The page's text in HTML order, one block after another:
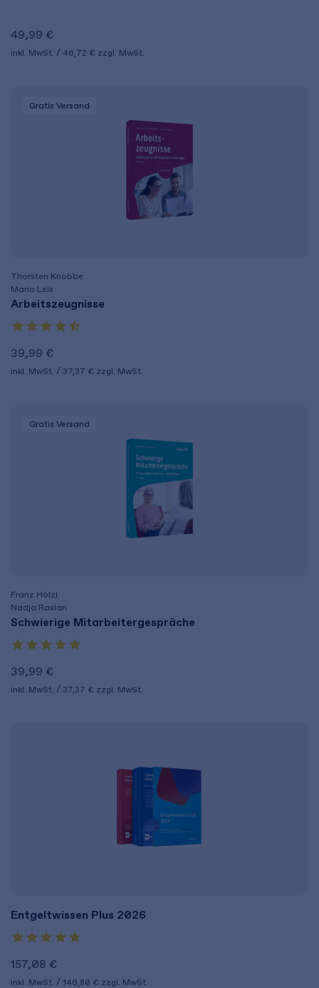
49,99 €
inkl. MwSt. 46,72 € zzgl. MwSt.
Gratis Versand
Thorsten Knobbe
Mario Leis
Arbeitszeugnisse
39,99 €
inkl. MwSt. 37,37 € zzgl. MwSt.
Gratis Versand
Franz Hölzl
Nadja Raslan
Schwierige Mitarbeitergespräche
39,99 €
inkl. MwSt. 37,37 € zzgl. MwSt.
Entgeltwissen Plus 2026
157,08 €
inkl. MwSt. 146,80 € zzgl. MwSt.